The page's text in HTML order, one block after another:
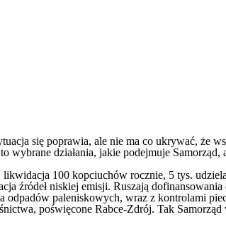
się poprawia, ale nie ma co ukrywać, że
wybrane działania, jakie podejmuje
100 kopciuchów rocznie, 5 tys.
źródeł niskiej emisji. Ruszają
paleniskowych, wraz z kontrolami
poświęcone Rabce-Zdrój. Tak